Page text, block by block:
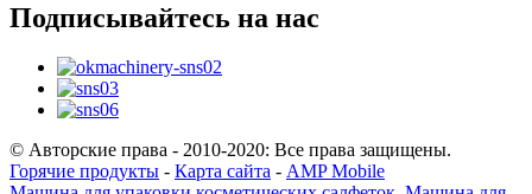
Подписывайтесь на нас
© Авторские права - 2010-2020: Все права защищены.
Горячие продукты - Карта сайта - AMP Mobile